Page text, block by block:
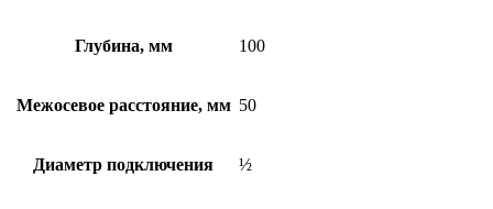
Глубина, мм 100
Межосевое расстояние, мм 50
Диаметр подключения ½